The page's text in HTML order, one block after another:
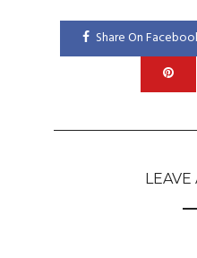
Share On
LEAVE